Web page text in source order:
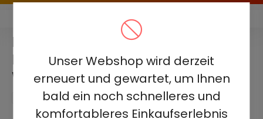
Unser Webshop wird derzeit
erneuert und gewartet, um Ihnen
bald ein noch schnelleres und
komfortableres Einkaufserlebnis
ELF BAR RAYA D3 25000
ELF BAR RAYA D3 - MANGO
PFIRSICH WASSERMELONE 5% -
WIEDERAUFLADBAR